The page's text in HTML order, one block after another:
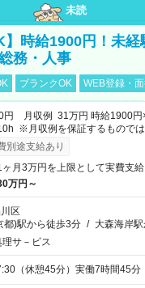
未読
】時給1900円！未
務・人事
ブランクOK WEB登録・
円 月収例 31万円 時給1900円
※月収例を保証するもので
ービス利用可（利用条件有）
別途支給あり
ヶ月3万円を上限として実費支給
万円～
区
都)駅から徒歩3分 / 大森海岸
サ－ビス
（休憩45分）実働7時間45分